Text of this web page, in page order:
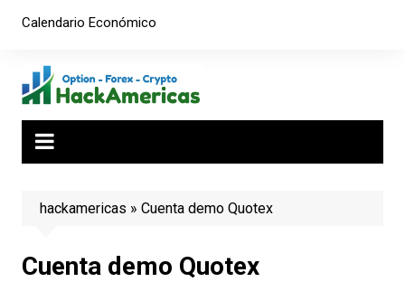
Calendario Económico
hackamericas » Cuenta demo Quotex
Cuenta demo Quotex